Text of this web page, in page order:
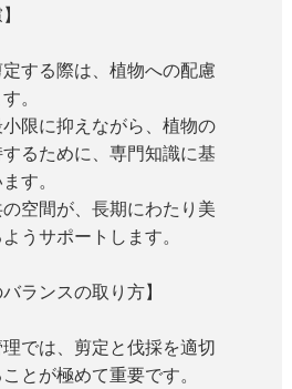
する際は、植物への配慮
。
限に抑えながら、植物の
るために、専門知識に基
す。
空間が、長期にわたり美
うサポートします。
ランスの取り方】
では、剪定と伐採を適切
とが極めて重要です。